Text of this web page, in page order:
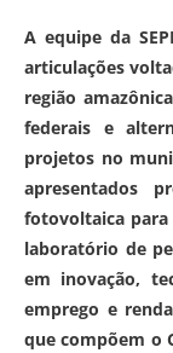
A equipe da
articulações
região
federais e
projetos no
apresentados
fotovoltaica para
laboratório de
em inovação,
emprego e
que compõem o